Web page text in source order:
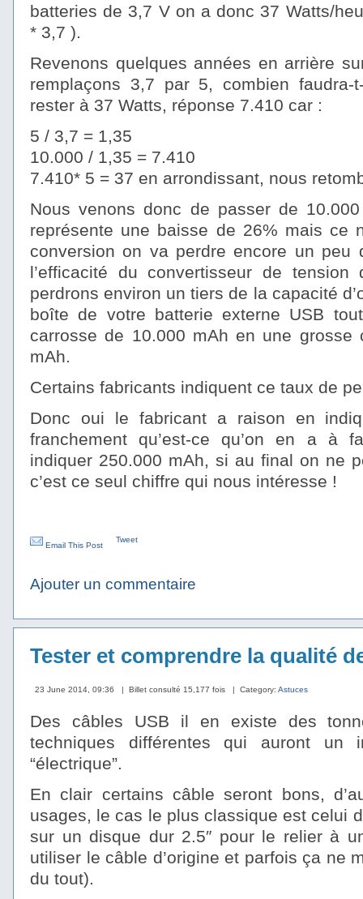
batteries de 3,7 V on a donc 37 Watts/
* 3,7 ).
Revenons quelques années en arrière
remplaçons 3,7 par 5, combien faudra-
rester à 37 Watts, réponse 7.410 car :
5 / 3,7 = 1,35
10.000 / 1,35 = 7.410
7.410* 5 = 37 en arrondissant, nous
Nous venons donc de passer de
représente une baisse de 26% mais ce
conversion on va perdre encore un peu
l’efficacité du convertisseur de tension
perdrons environ un tiers de la capacité
boîte de votre batterie externe USB
carrosse de 10.000 mAh en une grosse
mAh.
Certains fabricants indiquent ce taux de
Donc oui le fabricant a raison en
franchement qu’est-ce qu’on en a à
indiquer 250.000 mAh, si au final on ne
c’est ce seul chiffre qui nous intéresse !
Email This Post
Tweet
Ajouter un commentaire
Tester et comprendre la qualité
23 June 2014, 09:36 | Billet consulté 15,177 fois | Category: Astuces
Des câbles USB il en existe des
techniques différentes qui auront un
“électrique”.
En clair certains câble seront bons,
usages, le cas le plus classique est celui
sur un disque dur 2.5″ pour le relier à
utiliser le câble d’origine et parfois ça ne
du tout).